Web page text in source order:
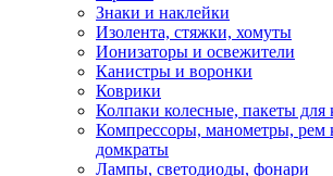
Знаки и наклейки
Изолента, стяжки, хомуты
Ионизаторы и освежители
Канистры и воронки
Коврики
Колпаки колесные, пакеты для
Компрессоры, манометры, рем
домкраты
Лампы, светодиоды, фонари